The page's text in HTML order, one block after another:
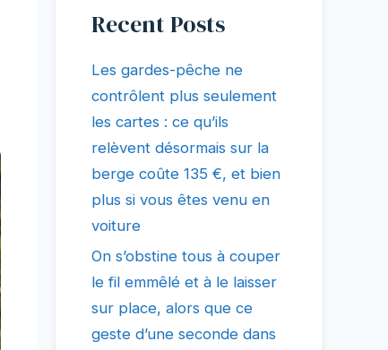
Recent Posts
Les gardes-pêche ne
contrôlent plus seulement
les cartes : ce qu’ils
relèvent désormais sur la
berge coûte 135 €, et bien
plus si vous êtes venu en
voiture
On s’obstine tous à couper
le fil emmêlé et à le laisser
sur place, alors que ce
geste d’une seconde dans